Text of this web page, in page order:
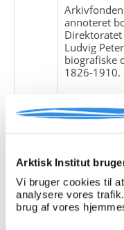
Arktisk Institut
Vi bruger cookies til
analysere vores
brug af vores
annoteret
Ludvig
biografiske
1826-1910.
A 038
Denne
tyske
Tyskland.
der var
"Holzauge"